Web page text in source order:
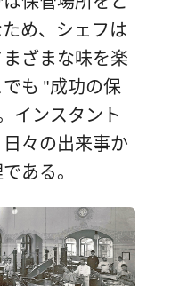
め、シェフは
ざまな味を楽
も "成功の保
インスタント
々の出来事か
ある。